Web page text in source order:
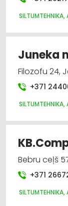
SILTUMTEHNIKA,
Juneka
Filozofu 24,
+371
SILTUMTEHNIKA,
Bebru ceļš
+371
SILTUMTEHNIKA,